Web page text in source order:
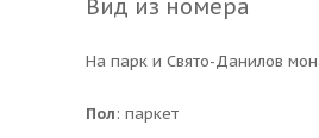
Вид из номера
На парк и Свято-Данилов
Пол: паркет